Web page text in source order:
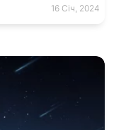
16 Січ, 2024